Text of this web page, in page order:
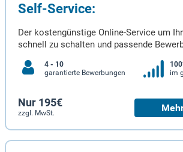
Self-Service:
Der kostengünstige Online-Service um
schnell zu schalten und passende
4 - 10
garantierte Bewerbungen
im
Nur 195€
zzgl. MwSt.